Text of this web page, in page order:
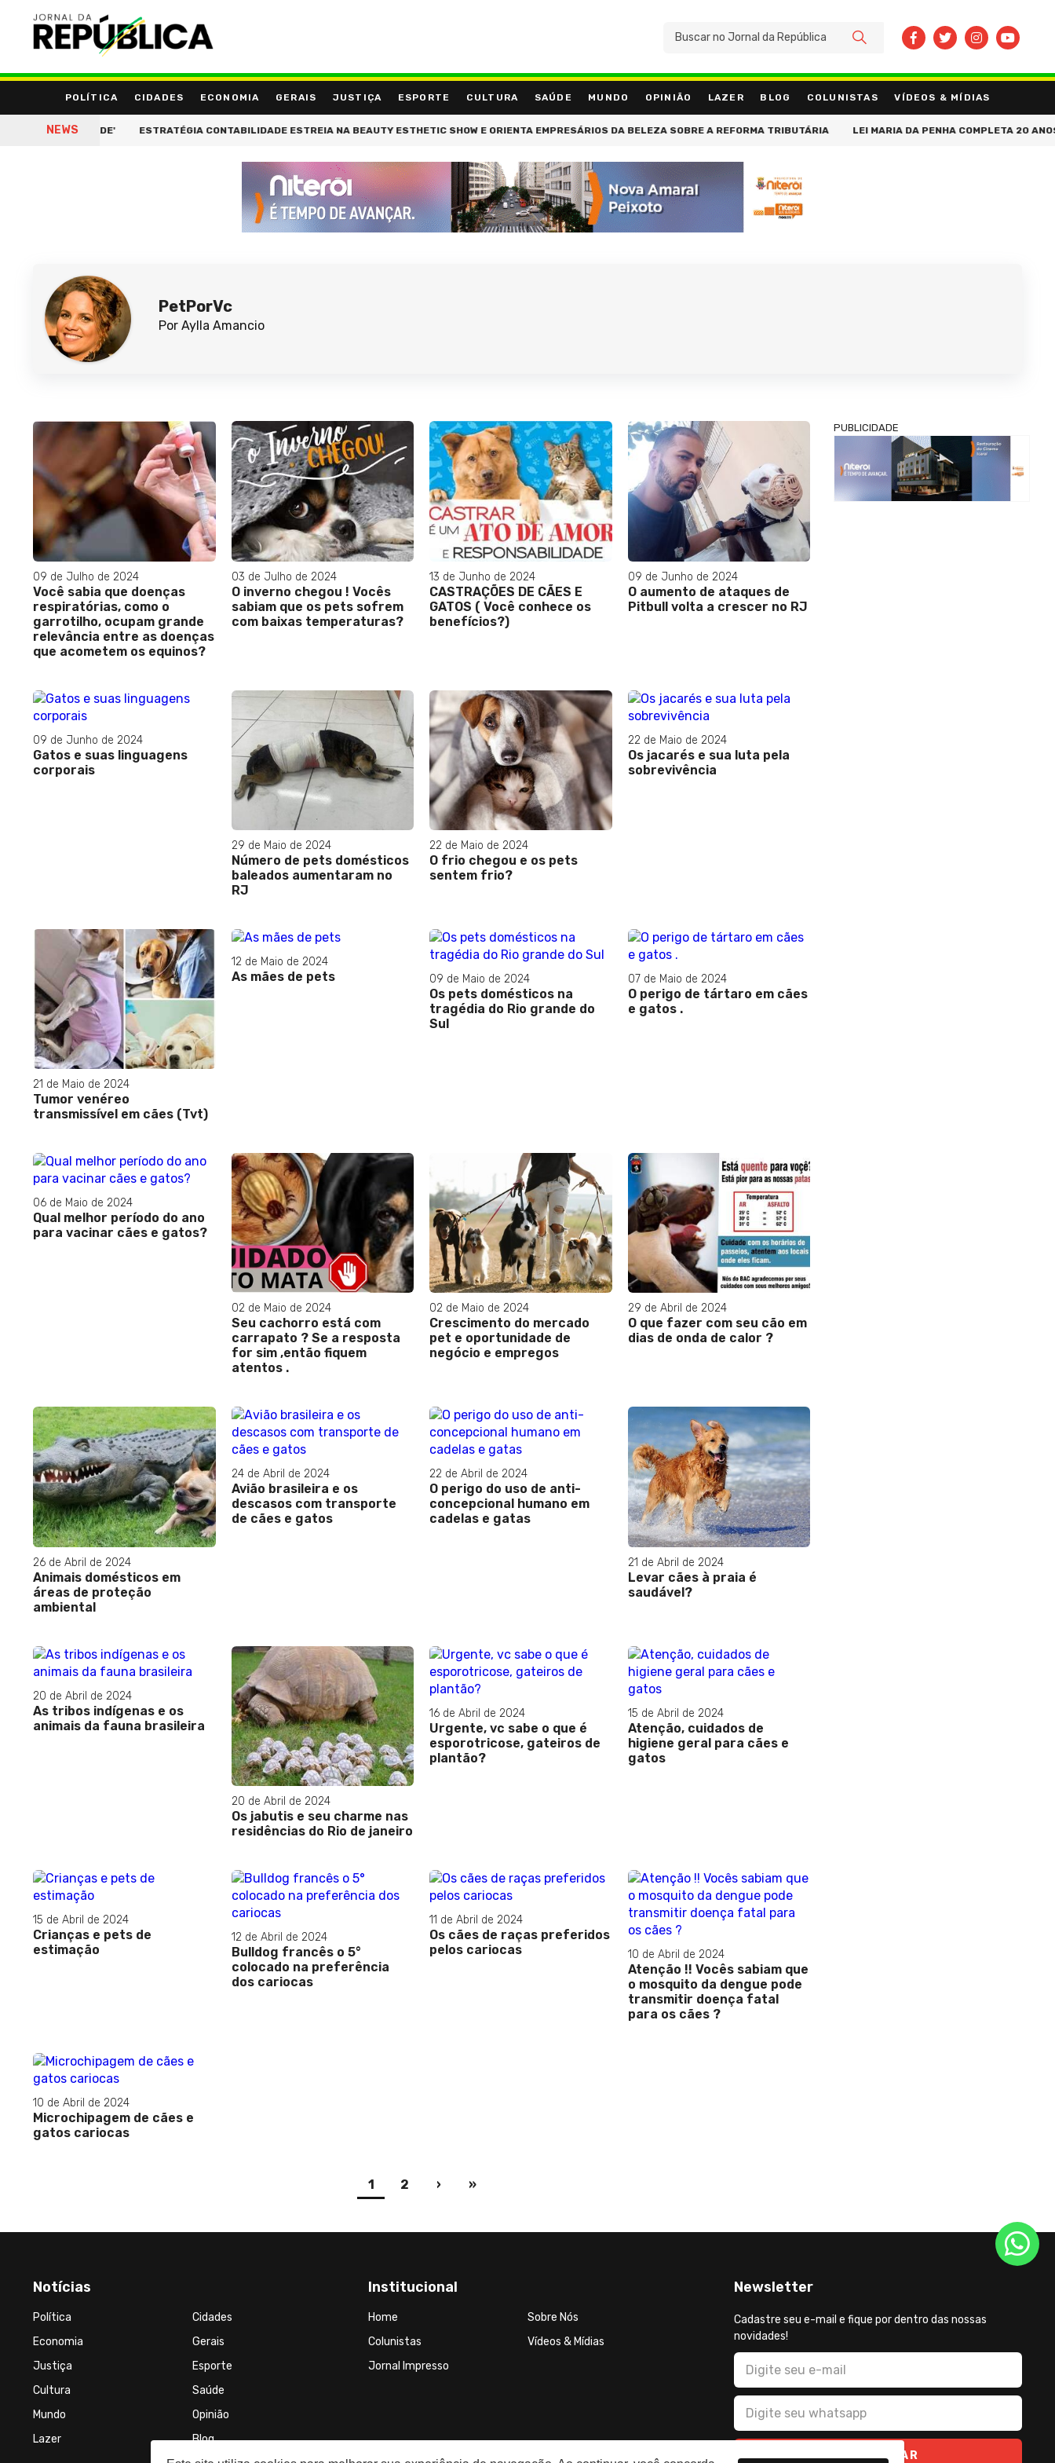
POLÍTICA CIDADES ECONOMIA GERAIS JUSTIÇA ESPORTE CULTURA SAÚDE MUNDO OPINIÃO LAZER BLOG COLUNISTAS VÍDEOS & MÍDIAS
NEWS
IDENTIDADE' ESTRATÉGIA CONTABILIDADE ESTREIA NA BEAUTY ESTHETIC SHOW E ORIENTA EMPRESÁRIOS DA BELEZA SOBRE A REFORMA TRIBUTÁRIA LEI MARIA DA PENHA COMPLETA 20 ANOS COM
BUSCAR
PetPorVc
Por Aylla Amancio
09 de Julho de 2024
Você sabia que doenças
respiratórias, como o
garrotilho, ocupam grande
relevância entre as doenças
que acometem os equinos?
03 de Julho de 2024
O inverno chegou ! Vocês
sabiam que os pets sofrem
com baixas temperaturas?
13 de Junho de 2024
CASTRAÇÕES DE CÃES E
GATOS ( Você conhece os
benefícios?)
09 de Junho de 2024
O aumento de ataques de
Pitbull volta a crescer no RJ
09 de Junho de 2024
Gatos e suas linguagens
corporais
29 de Maio de 2024
Número de pets domésticos
baleados aumentaram no
RJ
22 de Maio de 2024
O frio chegou e os pets
sentem frio?
22 de Maio de 2024
Os jacarés e sua luta pela
sobrevivência
21 de Maio de 2024
Tumor venéreo
transmissível em cães (Tvt)
12 de Maio de 2024
As mães de pets 09 de Maio de 2024
Os pets domésticos na
tragédia do Rio grande do
Sul
07 de Maio de 2024
O perigo de tártaro em cães
e gatos .
06 de Maio de 2024
Qual melhor período do ano
para vacinar cães e gatos?
02 de Maio de 2024
Seu cachorro está com
carrapato ? Se a resposta
for sim ,então fiquem
atentos .
02 de Maio de 2024
Crescimento do mercado
pet e oportunidade de
negócio e empregos
29 de Abril de 2024
O que fazer com seu cão em
dias de onda de calor ?
26 de Abril de 2024
Animais domésticos em
áreas de proteção
ambiental
24 de Abril de 2024
Avião brasileira e os
descasos com transporte
de cães e gatos
22 de Abril de 2024
O perigo do uso de anti-
concepcional humano em
cadelas e gatas
21 de Abril de 2024
Levar cães à praia é
saudável?
20 de Abril de 2024
As tribos indígenas e os
animais da fauna brasileira
20 de Abril de 2024
Os jabutis e seu charme nas
residências do Rio de janeiro
16 de Abril de 2024
Urgente, vc sabe o que é
esporotricose, gateiros de
plantão?
15 de Abril de 2024
Atenção, cuidados de
higiene geral para cães e
gatos
15 de Abril de 2024
Crianças e pets de
estimação
12 de Abril de 2024
Bulldog francês o 5°
colocado na preferência
dos cariocas
11 de Abril de 2024
Os cães de raças preferidos
pelos cariocas
10 de Abril de 2024
Atenção !! Vocês sabiam que
o mosquito da dengue pode
transmitir doença fatal
para os cães ?
10 de Abril de 2024
Microchipagem de cães e
gatos cariocas
1(current)
2 › »
PUBLICIDADE
Notícias
Política
Cidades
Economia
Gerais
Justiça
Esporte
Cultura
Saúde
Mundo
Opinião
Lazer
Blog
Institucional
Home
Sobre Nós
Colunistas
Vídeos & Mídias
Jornal Impresso
Newsletter
Cadastre seu e-mail e fique por dentro das nossas
novidades!
CADASTRAR